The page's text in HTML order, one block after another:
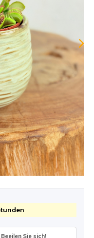
Beeilen Sie sich!